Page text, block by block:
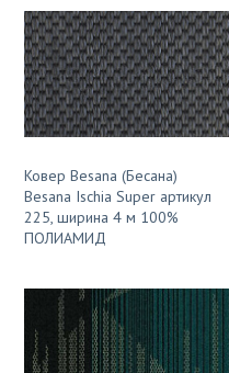
Ковер Besana (Бесана)
Besana Ischia Super артикул
225, ширина 4 м 100%
ПОЛИАМИД